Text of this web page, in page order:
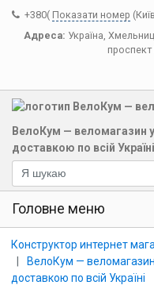
+380( Показати номер
Адреса: Україна,
ВелоКум — веломагазин
доставкою по всій Україні
Головне меню
Конструктор интернет
ВелоКум —
доставкою по всій Україні